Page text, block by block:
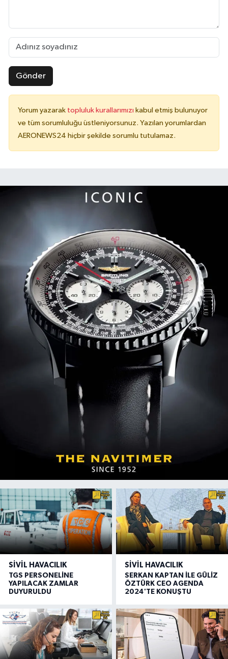
Gönder
Yorum yazarak topluluk kurallarımızı kabul etmiş bulunuyor
ve tüm sorumluluğu üstleniyorsunuz. Yazılan yorumlardan
AERONEWS24 hiçbir şekilde sorumlu tutulamaz.
SIVIL HAVACILIK
TGS PERSONELİNE
YAPILACAK ZAMLAR
DUYURULDU
SIVIL HAVACILIK
SERKAN KAPTAN İLE GÜLİZ
ÖZTÜRK CEO AGENDA
2024'TE KONUŞTU